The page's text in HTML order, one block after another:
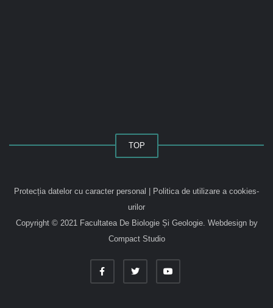
TOP
Protecția datelor cu caracter personal
Politica de utilizare a cookies-
urilor
Copyright © 2021 Facultatea De Biologie Și Geologie. Webdesign by
Compact Studio